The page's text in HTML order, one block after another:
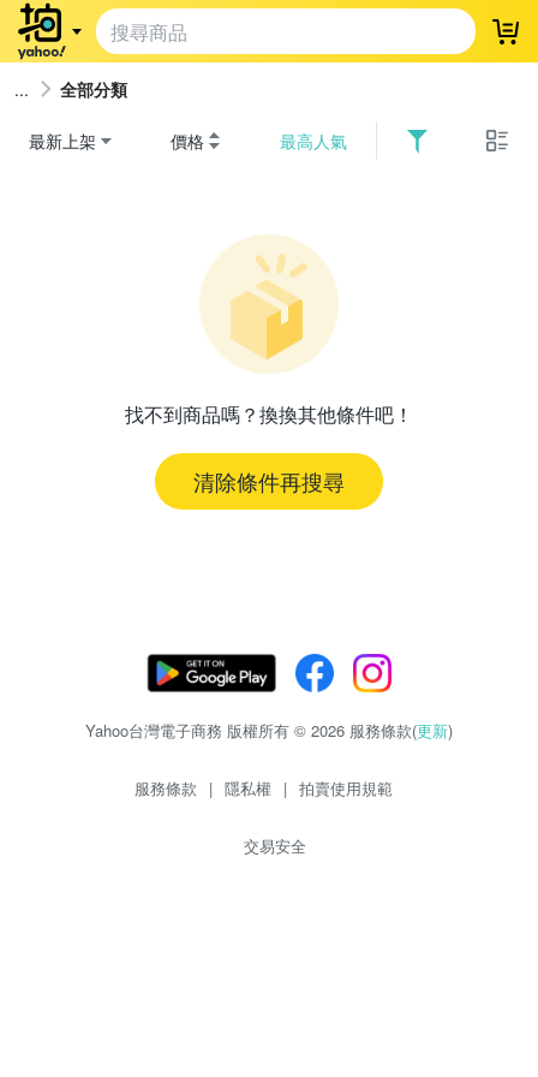
登
全部分類
最新上架 價格 最高人氣
找不到商品嗎？換換其他條件吧！
清除條件再搜尋
Yahoo台灣電子商務 版權所有 © 2026 服務條款(更新)
服務條款 | 隱私權 | 拍賣使用規範
交易安全